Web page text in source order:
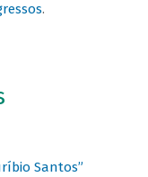
.
Santos”